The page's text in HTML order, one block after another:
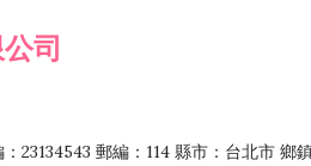
司
23134543 郵編：114 縣市：台北市 鄉